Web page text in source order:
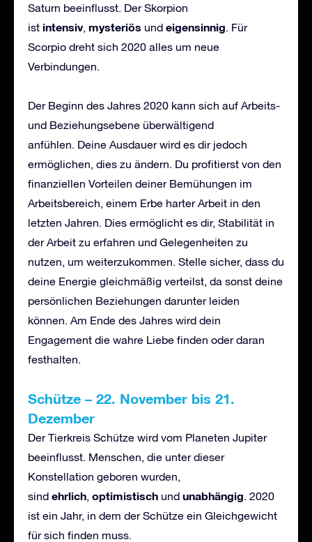
Saturn beeinflusst. Der Skorpion
ist intensiv, mysteriös und eigensinnig. Für
Scorpio dreht sich 2020 alles um neue
Verbindungen.
Der Beginn des Jahres 2020 kann sich auf Arbeits-
und Beziehungsebene überwältigend
anfühlen. Deine Ausdauer wird es dir jedoch
ermöglichen, dies zu ändern. Du profitierst von den
finanziellen Vorteilen deiner Bemühungen im
Arbeitsbereich, einem Erbe harter Arbeit in den
letzten Jahren. Dies ermöglicht es dir, Stabilität in
der Arbeit zu erfahren und Gelegenheiten zu
nutzen, um weiterzukommen. Stelle sicher, dass du
deine Energie gleichmäßig verteilst, da sonst deine
persönlichen Beziehungen darunter leiden
können. Am Ende des Jahres wird dein
Engagement die wahre Liebe finden oder daran
festhalten.
Schütze – 22. November bis 21.
Dezember
Der Tierkreis Schütze wird vom Planeten Jupiter
beeinflusst. Menschen, die unter dieser
Konstellation geboren wurden,
sind ehrlich, optimistisch und unabhängig. 2020
ist ein Jahr, in dem der Schütze ein Gleichgewicht
für sich finden muss.